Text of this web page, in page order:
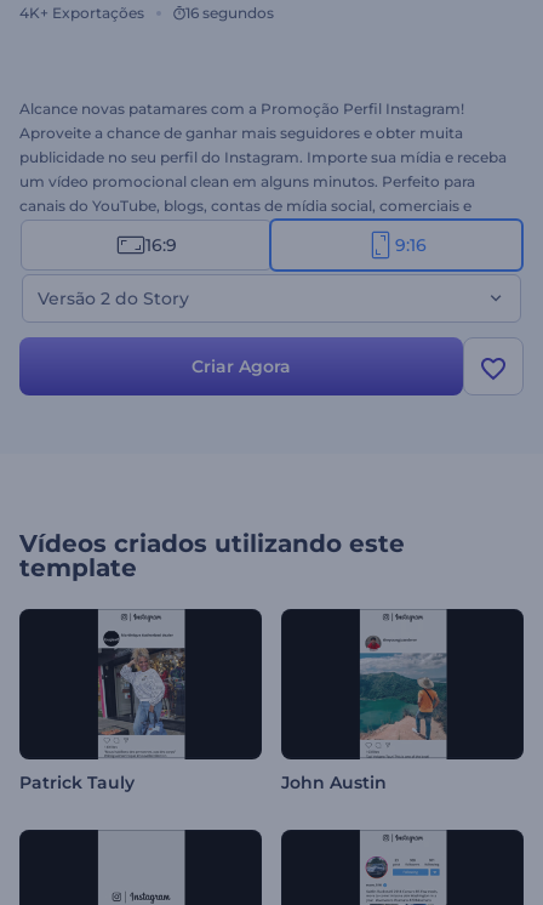
4K+ Exportações 16 segundos
Alcance novas patamares com a Promoção Perfil Instagram!
Aproveite a chance de ganhar mais seguidores e obter muita
publicidade no seu perfil do Instagram. Importe sua mídia e receba
um vídeo promocional clean em alguns minutos. Perfeito para
canais do YouTube, blogs, contas de mídia social, comerciais e
muito mais. Promova sua conta no Instagram nos assuntos sociais
e encontre seu caminho para a fama. Crie sua história no Instagram
em segundos. É grátis!
16:9 9:16
Versão 2 do Story
Criar Agora
Vídeos criados utilizando este
template
Patrick Tauly John Austin